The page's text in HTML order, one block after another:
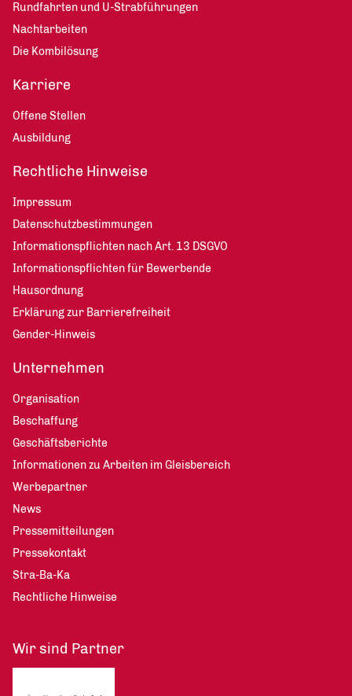
Rundfahrten und U-Strabführungen
Nachtarbeiten
Die Kombilösung
Karriere
Offene Stellen
Ausbildung
Rechtliche Hinweise
Impressum
Datenschutzbestimmungen
Informationspflichten nach Art. 13 DSGVO
Informationspflichten für Bewerbende
Hausordnung
Erklärung zur Barrierefreiheit
Gender-Hinweis
Unternehmen
Organisation
Beschaffung
Geschäftsberichte
Informationen zu Arbeiten im Gleisbereich
Werbepartner
News
Pressemitteilungen
Pressekontakt
Stra-Ba-Ka
Rechtliche Hinweise
Wir sind Partner